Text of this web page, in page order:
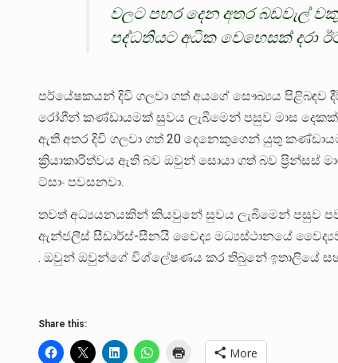
වලට පහර දෙන අතර බඩවැල්
පද්ධතියට අධික වෙහෙසක් දරා
පර්යේෂකයන් දිවි ගලවා ගත් අයගේ සෞඛ්‍යය පිළිබඳව
රෝගීන් කණ්ඩායමක් සුවය ලැබීමෙන් පසුව මාස
ඇති අතර දිවි ගලවා ගත් 20 දෙනෙකුගෙන් යුතු
ක්‍රියාකාරිත්වය ඇති බව ඔවුන් සොයා ගත් බව ප්‍රින්සස්
ට්සාං පවසනවා.
තවත් අධ්‍යයනයකින් කියවුනේ සුවය ලැබීමෙන් පසුව
ඇන්ජලීස් සීඩාර්ස්-සීනයි වෛද්‍ය මධ්‍යස්ථානයේ
. ඔවුන් ඔවුන්ගේ විශ්ලේෂණය කර තිබුනේ ඉතාලියේ
Share this:
More